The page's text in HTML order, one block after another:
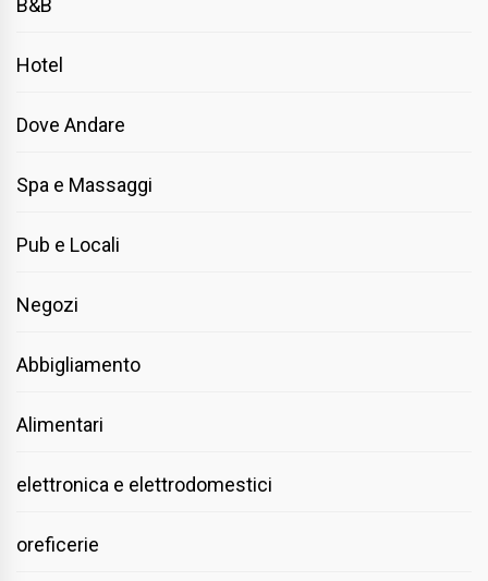
Hotel
Dove Andare
Spa e Massaggi
Pub e Locali
Negozi
Abbigliamento
Alimentari
elettronica e elettrodomestici
oreficerie